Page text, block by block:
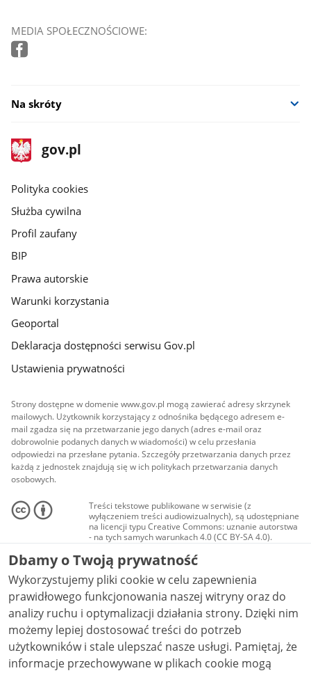
MEDIA SPOŁECZNOŚCIOWE:
Na skróty
stopka
gov.pl
Strona
gov.pl
gov.pl
Polityka cookies
Służba cywilna
Profil zaufany
BIP
Prawa autorskie
Warunki korzystania
Geoportal
Deklaracja dostępności serwisu Gov.pl
Ustawienia prywatności
Strony dostępne w domenie www.gov.pl mogą zawierać adresy skrzynek
mailowych. Użytkownik korzystający z odnośnika będącego adresem e-
mail zgadza się na przetwarzanie jego danych (adres e-mail oraz
dobrowolnie podanych danych w wiadomości) w celu przesłania
odpowiedzi na przesłane pytania. Szczegóły przetwarzania danych przez
każdą z jednostek znajdują się w ich politykach przetwarzania danych
osobowych.
Treści tekstowe publikowane w serwisie (z
wyłączeniem treści audiowizualnych), są udostępniane
na licencji typu Creative Commons: uznanie autorstwa
- na tych samych warunkach 4.0 (CC BY-SA 4.0).
Materiały audiowizualne, w tym zdjęcia, materiały
audio i wideo, są udostępniane na licencji typu
Creative Commons: uznanie autorstwa użycie
niekomercyjne - bez utworów zależnych 4.0 (CC BY-
NC-ND 4.0), o ile nie jest to stwierdzone inaczej.
Dbamy o Twoją prywatność
Wykorzystujemy pliki cookie w celu zapewnienia
prawidłowego funkcjonowania naszej witryny oraz do
analizy ruchu i optymalizacji działania strony. Dzięki nim
możemy lepiej dostosować treści do potrzeb
użytkowników i stale ulepszać nasze usługi. Pamiętaj, że
informacje przechowywane w plikach cookie mogą